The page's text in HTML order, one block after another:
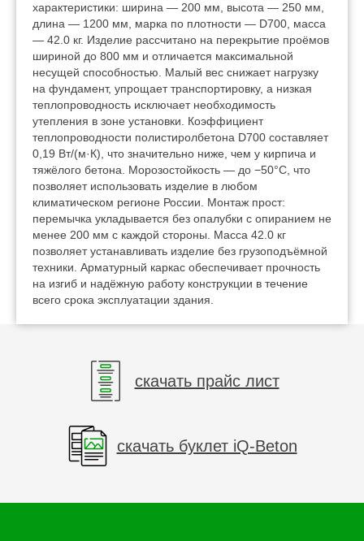
характеристики: ширина — 200 мм, высота — 250 мм,
длина — 1200 мм, марка по плотности — D700, масса
— 42.0 кг. Изделие рассчитано на перекрытие проёмов
шириной до 800 мм и отличается максимальной
несущей способностью. Малый вес снижает нагрузку
на фундамент, упрощает транспортировку, а низкая
теплопроводность исключает необходимость
утепления в зоне установки. Коэффициент
теплопроводности полистиролбетона D700 составляет
0,19 Вт/(м·К), что значительно ниже, чем у кирпича и
тяжёлого бетона. Морозостойкость — до −50°C, что
позволяет использовать изделие в любом
климатическом регионе России. Монтаж прост:
перемычка укладывается без опалубки с опиранием не
менее 200 мм с каждой стороны. Масса 42.0 кг
позволяет устанавливать изделие без грузоподъёмной
техники. Арматурный каркас обеспечивает прочность
на изгиб и надёжную работу конструкции в течение
всего срока эксплуатации здания.
скачать прайс лист
скачать буклет iQ-Beton